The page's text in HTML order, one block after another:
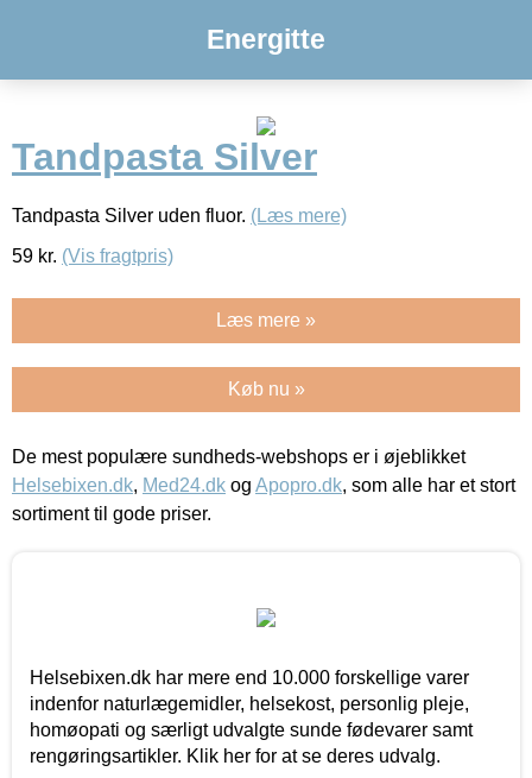
Energitte
Tandpasta Silver
Tandpasta Silver uden fluor. (Læs mere)
59 kr. (Vis fragtpris)
Læs mere »
Køb nu »
De mest populære sundheds-webshops er i øjeblikket
Helsebixen.dk, Med24.dk og Apopro.dk, som alle har et stort
sortiment til gode priser.
Helsebixen.dk har mere end 10.000 forskellige varer
indenfor naturlægemidler, helsekost, personlig pleje,
homøopati og særligt udvalgte sunde fødevarer samt
rengøringsartikler. Klik her for at se deres udvalg.